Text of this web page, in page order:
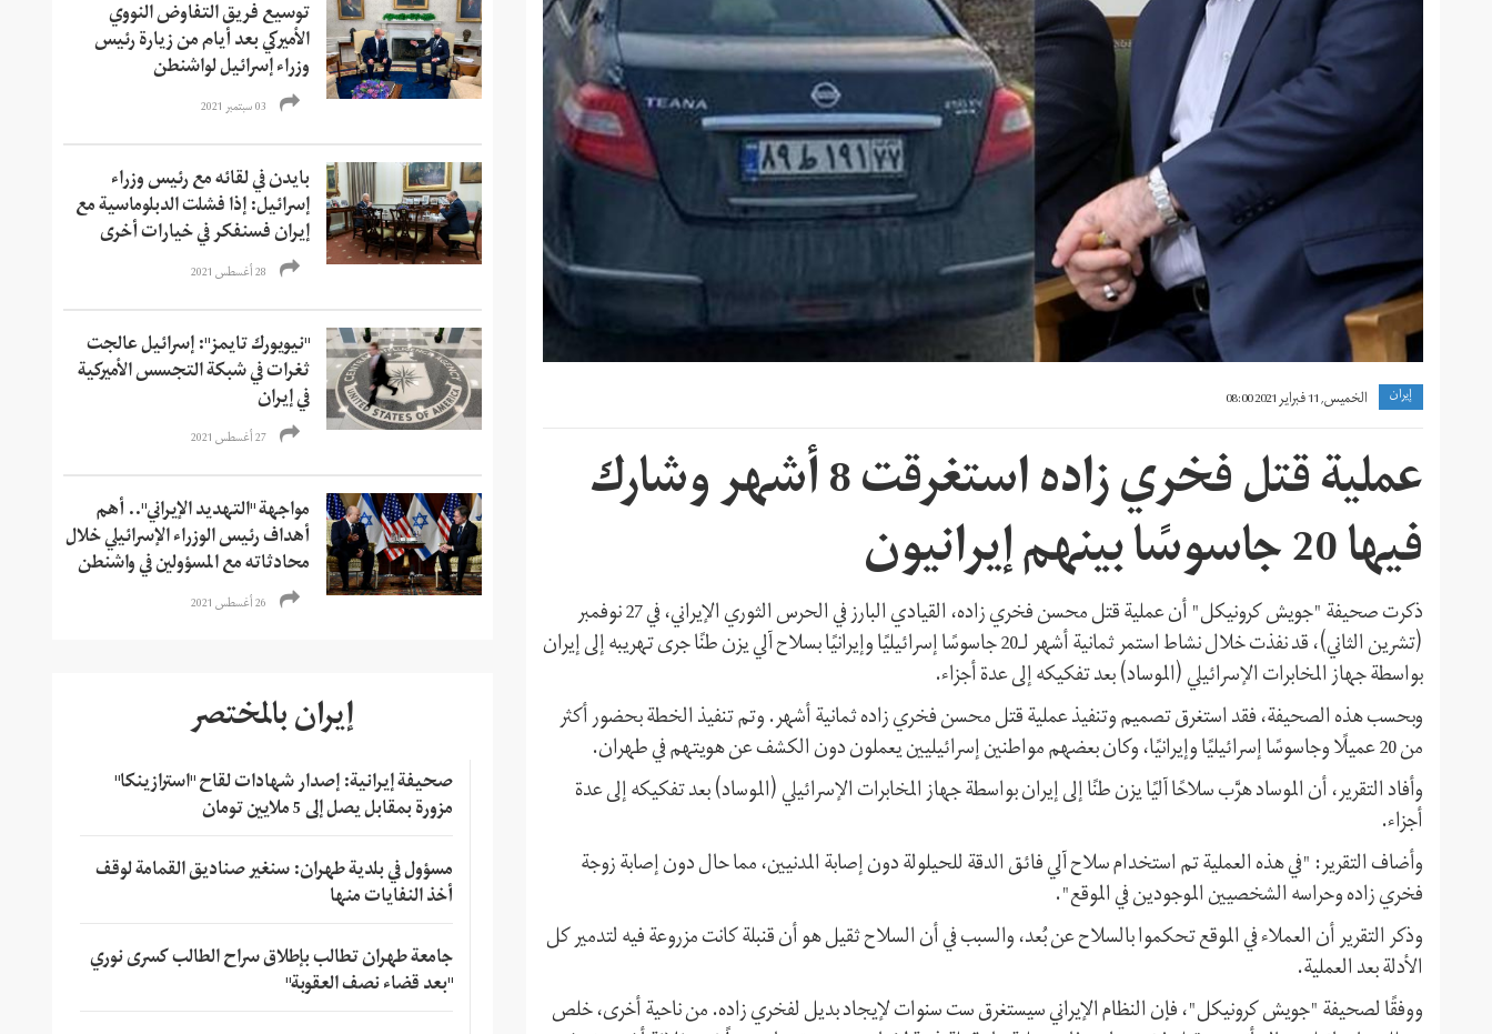
إيران الخميس, 11 فبراير 2021 08:00
عملية قتل فخري زاده استغرقت 8 أشهر وشارك
فيها 20 جاسوسًا بينهم إيرانيون
ذكرت صحيفة "جويش كرونيكل" أن عملية قتل محسن فخري زاده، القيادي البارز في الحرس الثوري الإيراني، في 27 نوفمبر
(تشرين الثاني)، قد نفذت خلال نشاط استمر ثمانية أشهر لـ20 جاسوسًا إسرائيليًا وإيرانيًا بسلاح آلي يزن طنًا جرى تهريبه إلى إيران
بواسطة جهاز المخابرات الإسرائيلي (الموساد) بعد تفكيكه إلى عدة أجزاء.
وبحسب هذه الصحيفة، فقد استغرق تصميم وتنفيذ عملية قتل محسن فخري زاده ثمانية أشهر. وتم تنفيذ الخطة بحضور أكثر
من 20 عميلًا وجاسوسًا إسرائيليًا وإيرانيًا، وكان بعضهم مواطنين إسرائيليين يعملون دون الكشف عن هويتهم في طهران.
وأفاد التقرير، أن الموساد هرَّب سلاحًا آليًا يزن طنًا إلى إيران بواسطة جهاز المخابرات الإسرائيلي (الموساد) بعد تفكيكه إلى عدة
أجزاء.
وأضاف التقرير: "في هذه العملية تم استخدام سلاح آلي فائق الدقة للحيلولة دون إصابة المدنيين، مما حال دون إصابة زوجة
فخري زاده وحراسه الشخصيين الموجودين في الموقع".
وذكر التقرير أن العملاء في الموقع تحكموا بالسلاح عن بُعد، والسبب في أن السلاح ثقيل هو أن قنبلة كانت مزروعة فيه لتدمير كل
الأدلة بعد العملية.
ووفقًا لصحيفة "جويش كرونيكل"، فإن النظام الإيراني سيستغرق ست سنوات لإيجاد بديل لفخري زاده. من ناحية أخرى، خلص
توسيع فريق التفاوض النووي
الأميركي بعد أيام من زيارة رئيس
وزراء إسرائيل لواشنطن
03 سبتمبر 2021
بايدن في لقائه مع رئيس وزراء
إسرائيل: إذا فشلت الدبلوماسية مع
إيران فسنفكر في خيارات أخرى
28 أغسطس 2021
"نيويورك تايمز": إسرائيل عالجت
ثغرات في شبكة التجسس الأميركية
في إيران
27 أغسطس 2021
مواجهة "التهديد الإيراني".. أهم
أهداف رئيس الوزراء الإسرائيلي خلال
محادثاته مع المسؤولين في واشنطن
26 أغسطس 2021
إيران بالمختصر
صحيفة إيرانية: إصدار شهادات لقاح "استرازينكا"
مزورة بمقابل يصل إلى 5 ملايين تومان
مسؤول في بلدية طهران: سنغير صناديق القمامة لوقف
أخذ النفايات منها
جامعة طهران تطالب بإطلاق سراح الطالب كسرى نوري
"بعد قضاء نصف العقوبة"